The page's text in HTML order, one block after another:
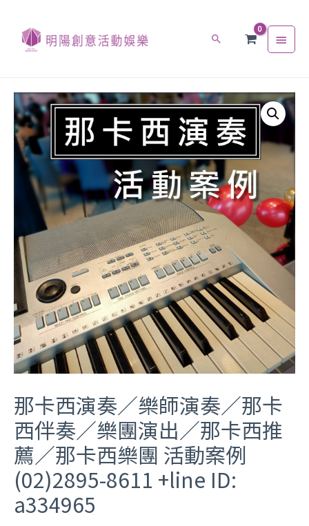
那卡西演奏／樂師演奏／那卡
西伴奏／樂團演出／那卡西推
薦／那卡西樂團 活動案例
(02)2895-8611 +line ID:
a334965